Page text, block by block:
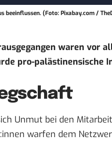
beeinflussen. (Foto: Pixabay.com /
waren vor
pro-palästinensische
Unmut bei den
warfen dem